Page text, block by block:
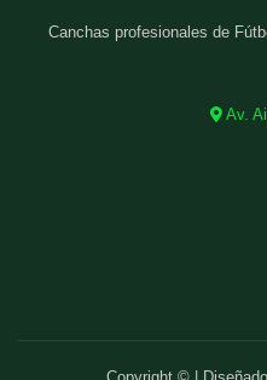
Canchas profesionales de
Av.